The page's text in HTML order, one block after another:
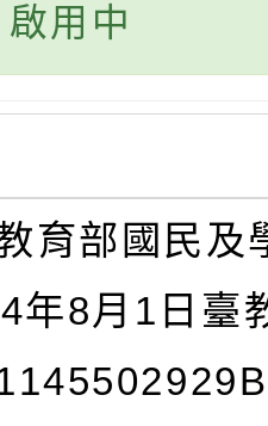
用中
育部國民及
年8月1日臺